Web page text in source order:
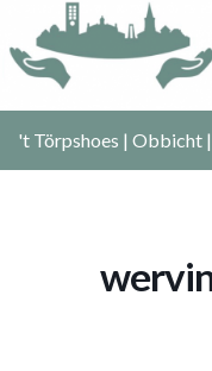
't Törpshoes | Obbicht